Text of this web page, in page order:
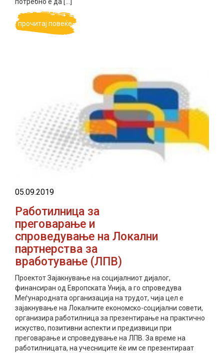
прочитај повеќе
05.09.2019
Работилница за
преговарање и
спроведување на Локални
партнерства за
вработување (ЛПВ)
Проектот Зајакнување на социјалниот дијалог,
финансиран од Европската Унија, а го спроведува
Меѓународната организација на трудот, чија цел е
зајакнување на Локалните економско-социјални совети,
организира работилница за презентирање на практично
искуство, позитивни аспекти и предизвици при
преговарање и спроведување на ЛПВ. За време на
работилницата, на учесниците ќе им се презентираат